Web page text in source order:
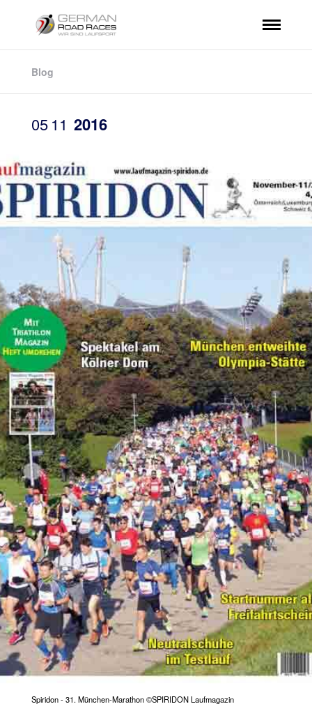
Blog
05 11 2016
Spiridon - 31. München-Marathon ©SPIRIDON Laufmagazin